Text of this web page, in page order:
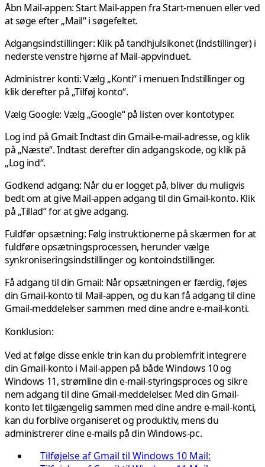
Åbn Mail-appen:Start Mail-appen fra Start-menuen eller ved
at søge efter „Mail“ i søgefeltet.
Adgangsindstillinger: Klik på tandhjulsikonet (Indstillinger) i
nederste venstre hjørne af Mail-appvinduet.
Administrer konti:Vælg „Konti“ i menuen Indstillinger og
klik derefter på „Tilføj konto“.
Vælg Google: Vælg „Google“ på listen over kontotyper.
Log ind på Gmail:Indtast din Gmail-e-mail-adresse, og klik
på „Næste“. Indtast derefter din adgangskode, og klik på
„Log ind“.
Godkend adgang: Når du er logget på, bliver du muligvis
bedt om at give Mail-appen adgang til din Gmail-konto. Klik
på „Tillad“ for at give adgang.
Fuldfør opsætning: Følg instruktionerne på skærmen for at
fuldføre opsætningsprocessen, herunder vælge
synkroniseringsindstillinger og kontoindstillinger.
Få adgang til din Gmail: Når opsætningen er færdig, føjes
din Gmail-konto til Mail-appen, og du kan få adgang til dine
Gmail-meddelelser sammen med dine andre e-mail-konti.
Konklusion:
Ved at følge disse enkle trin kan du problemfrit integrere
din Gmail-konto i Mail-appen på både Windows 10 og
Windows 11, strømline din e-mail-styringsproces og sikre
nem adgang til dine Gmail-meddelelser. Med din Gmail-
konto let tilgængelig sammen med dine andre e-mail-konti,
kan du forblive organiseret og produktiv, mens du
administrerer dine e-mails på din Windows-pc.
Tilføjelse af Gmail til Windows 10 Mail: